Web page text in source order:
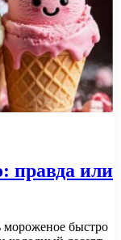
правда или
быстро